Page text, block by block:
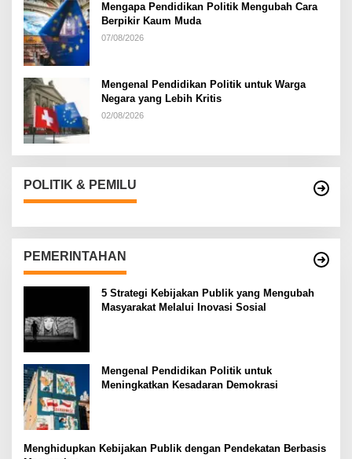
Mengapa Pendidikan Politik Mengubah Cara
Berpikir Kaum Muda
07/08/2026
Mengenal Pendidikan Politik untuk Warga
Negara yang Lebih Kritis
02/08/2026
POLITIK & PEMILU
PEMERINTAHAN
5 Strategi Kebijakan Publik yang Mengubah
Masyarakat Melalui Inovasi Sosial
Mengenal Pendidikan Politik untuk
Meningkatkan Kesadaran Demokrasi
Menghidupkan Kebijakan Publik dengan Pendekatan Berbasis